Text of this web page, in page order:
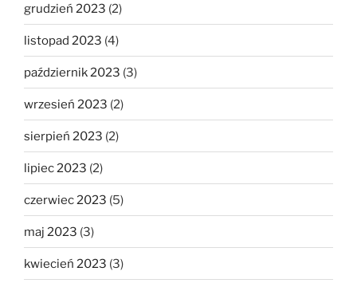
grudzień 2023 (2)
listopad 2023 (4)
październik 2023 (3)
wrzesień 2023 (2)
sierpień 2023 (2)
lipiec 2023 (2)
czerwiec 2023 (5)
maj 2023 (3)
kwiecień 2023 (3)